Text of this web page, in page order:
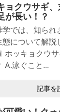
ョクウサギ
が長い！？
学では、知られ
態について解説
ホッキョクウ
A.泳ぐこと...
記事を